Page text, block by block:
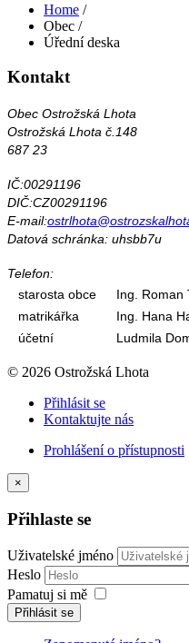
Home /
Obec /
Úřední deska
Kontakt
Obec Ostrožská Lhota
Ostrožská Lhota č.148
687 23
IČ:00291196
DIČ:CZ00291196
E-mail:
Datová schránka: uhsbb7u
Telefon:
starosta obce
Ing. Roman
matrikářka
Ing. Hana
účetní
Ludmila
© 2026 Ostrožská Lhota
Přihlásit se
Kontaktujte nás
Prohlášení o přístupnosti
×
Přihlaste se
Uživatelské jméno
Heslo
Pamatuj si mě
Přihlásit se